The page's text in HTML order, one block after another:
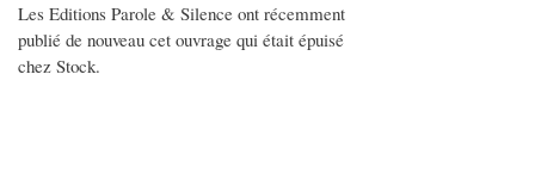
Les Editions Parole & Silence ont récemment
publié de nouveau cet ouvrage qui était épuisé
chez Stock.